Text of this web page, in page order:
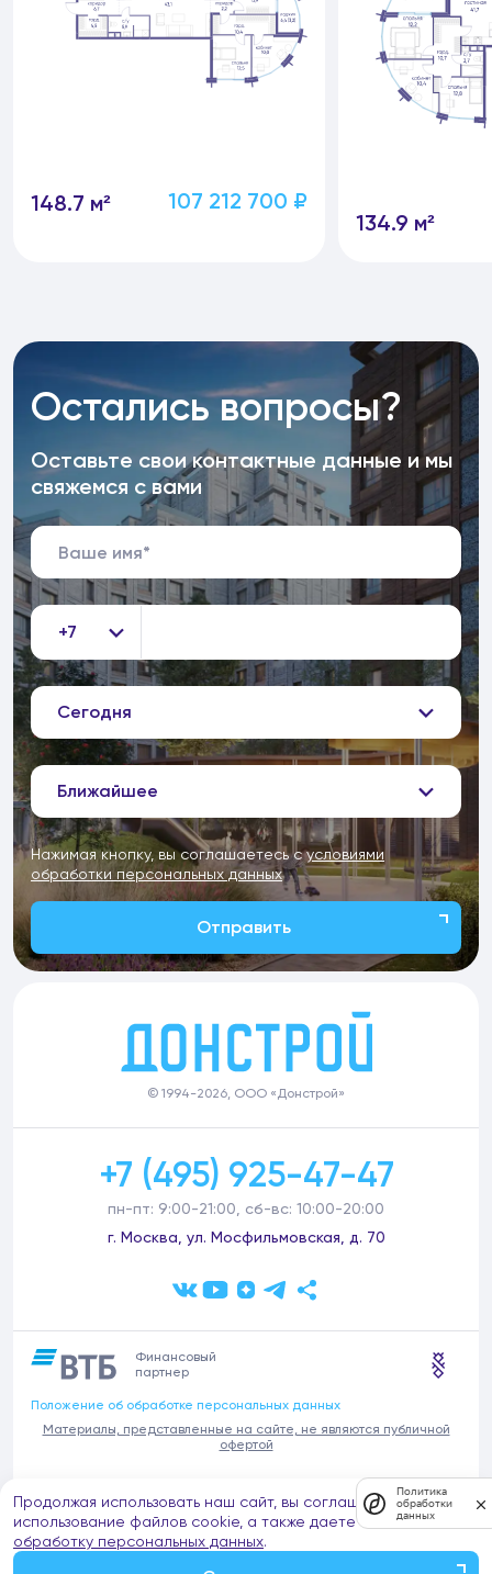
148.7 м² 107 212 700 ₽
134.9 м²
Остались вопросы?
Оставьте свои контактные данные и мы
свяжемся с вами
+7
Сегодня
Ближайшее
Нажимая кнопку, вы соглашаетесь сусловиями
обработки персональных данных
Отправить
© 1994-2026, ООО «Донстрой»
+7 (495) 925-47-47
пн-пт: 9:00-21:00, сб-вс: 10:00-20:00
г. Москва, ул. Мосфильмовская, д. 70
Финансовый
партнер
Положение об обработке персональных данных
Материалы, представленные на сайте, не являются публичной
офертой
В связи с участившимися случаями предложений частных услуг от
имени компании Донстрой (проведения ремонтов, продажи
отделочных материалов и т.п.), обращаем внимание на то, что
компания Донстрой не оказывает таких услуг, не имеет
представительств такого профиля и не обращается к частным
Продолжая использовать наш сайт, вы соглашаетесь на
использование файлов cookie, а также даете согласие на
обработку персональных данных.
Политика
обработки
данных